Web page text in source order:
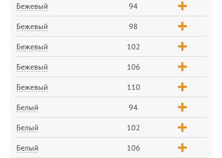
Бежевый 94
Бежевый 98
Бежевый 102
Бежевый 106
Бежевый 110
Белый 94
Белый 102
Белый 106